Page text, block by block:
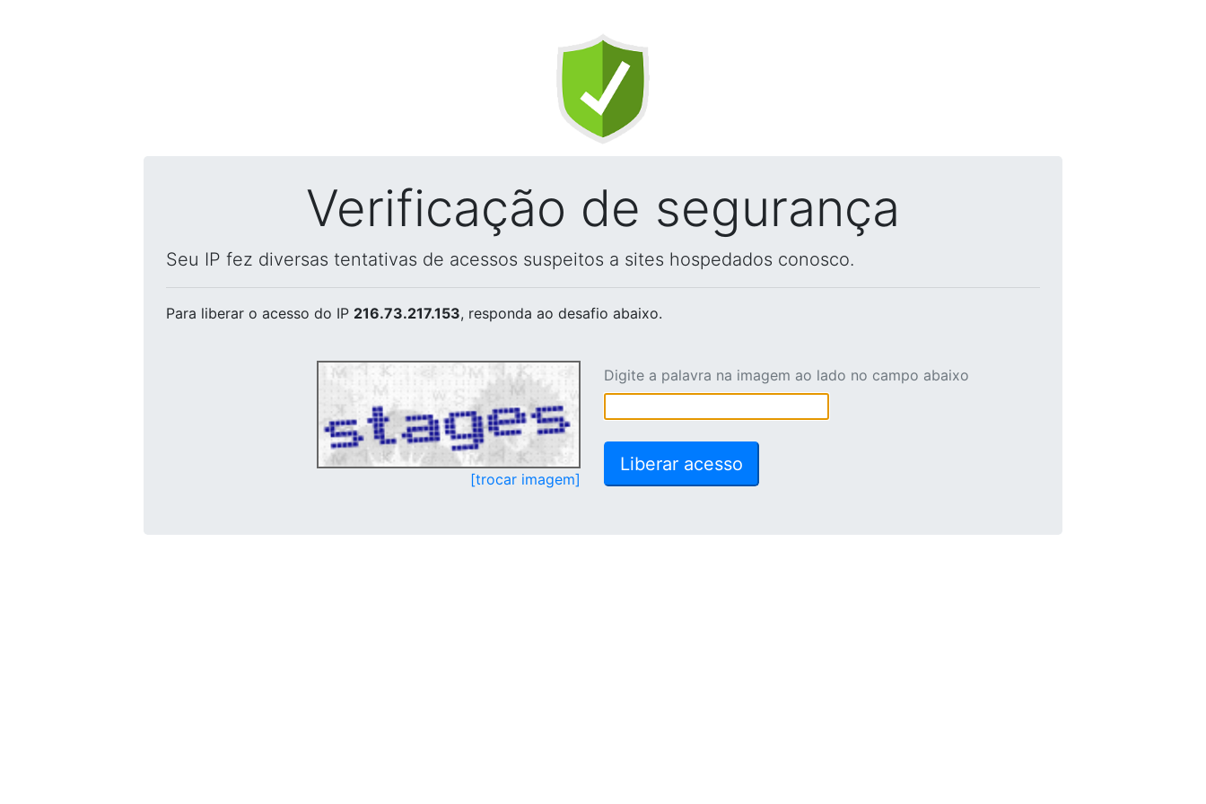
Verificação de segurança
Seu IP fez diversas tentativas de acessos suspeitos a sites hospedados conosco.
Para liberar o acesso do IP 216.73.217.153, responda ao desafio abaixo.
[trocar imagem]
Digite a palavra na imagem ao lado no campo abaixo